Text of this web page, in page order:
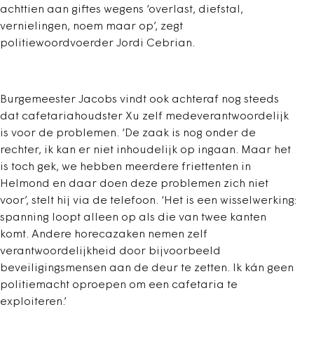
achttien aan giftes wegens ‘overlast, diefstal,
vernielingen, noem maar op’, zegt
politiewoordvoerder Jordi Cebrian.
Burgemeester Jacobs vindt ook achteraf nog steeds
dat cafetariahoudster Xu zelf medeverantwoordelijk
is voor de problemen. ‘De zaak is nog onder de
rechter, ik kan er niet inhoudelijk op ingaan. Maar het
is toch gek, we hebben meerdere friettenten in
Helmond en daar doen deze problemen zich niet
voor’, stelt hij via de telefoon. ‘Het is een wisselwerking:
spanning loopt alleen op als die van twee kanten
komt. Andere horecazaken nemen zelf
verantwoordelijkheid door bijvoorbeeld
beveiligingsmensen aan de deur te zetten. Ik kán geen
politiemacht oproepen om een cafetaria te
exploiteren.’